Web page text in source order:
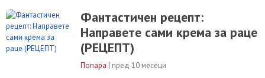
Фантастичен рецепт:
Направете сами крема за раце
(РЕЦЕПТ)
Попара | пред 10 месеци